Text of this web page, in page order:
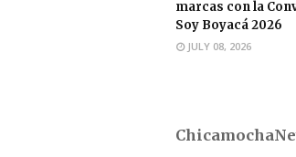
marcas con la
Soy Boyacá 2026
JULY 08, 2026